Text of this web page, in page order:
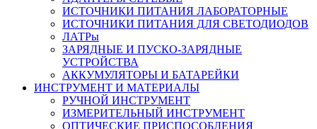
ИСТОЧНИКИ ПИТАНИЯ ЛАБОРАТОРНЫЕ
ИСТОЧНИКИ ПИТАНИЯ ДЛЯ СВЕТОДИОДОВ
ЛАТРы
ЗАРЯДНЫЕ И ПУСКО-ЗАРЯДНЫЕ
УСТРОЙСТВА
АККУМУЛЯТОРЫ И БАТАРЕЙКИ
ИНСТРУМЕНТ И МАТЕРИАЛЫ
РУЧНОЙ ИНСТРУМЕНТ
ИЗМЕРИТЕЛЬНЫЙ ИНСТРУМЕНТ
ОПТИЧЕСКИЕ ПРИСПОСОБЛЕНИЯ